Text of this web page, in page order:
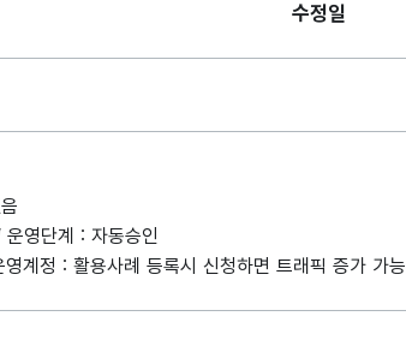
수정일
영단계 : 자동승인
계정 : 활용사례 등록시 신청하면 트래픽 증가 가능